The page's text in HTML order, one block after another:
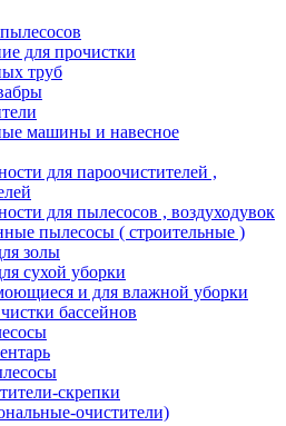
для прочистки
труб
машины и навесное
для пароочистителей ,
для пылесосов , воздуходувок
пылесосы ( строительные )
золы
сухой уборки
и для влажной уборки
бассейнов
скрепки
очистители)